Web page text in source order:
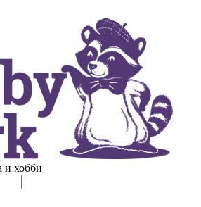
и хобби